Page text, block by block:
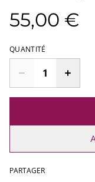
55,00 €
QUANTITÉ
PARTAGER